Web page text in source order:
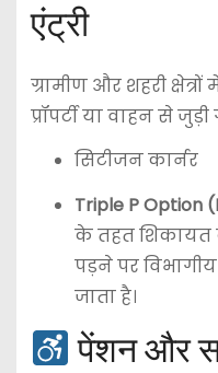
एंट्री
ग्रामीण और शहरी क्षेत्रों
प्रॉपर्टी या वाहन से
सिटीजन कार्नर
Triple P Option
के तहत शिकायत
पड़ने पर विभागीय
जाता है।
पेंशन और